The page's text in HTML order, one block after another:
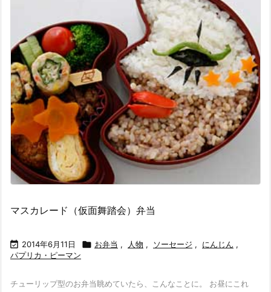
マスカレード（仮面舞踏会）弁当
 2014年6月11日  お弁当 , 人物 , ソーセージ , にんじん ,
パプリカ・ピーマン
チューリップ型のお弁当眺めていたら、こんなことに。 お昼にこれ